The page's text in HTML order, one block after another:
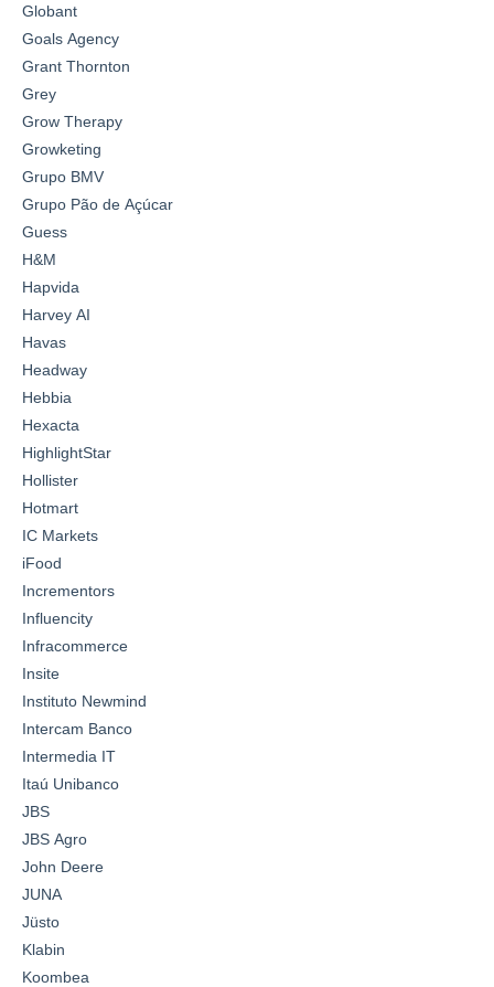
Globant
Goals Agency
Grant Thornton
Grey
Grow Therapy
Growketing
Grupo BMV
Grupo Pão de Açúcar
Guess
H&M
Hapvida
Harvey AI
Havas
Headway
Hebbia
Hexacta
HighlightStar
Hollister
Hotmart
IC Markets
iFood
Incrementors
Influencity
Infracommerce
Insite
Instituto Newmind
Intercam Banco
Intermedia IT
Itaú Unibanco
JBS
JBS Agro
John Deere
JUNA
Jüsto
Klabin
Koombea